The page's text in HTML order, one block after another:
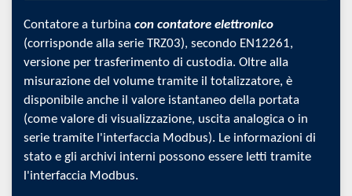
Contatore a turbina con contatore elettronico
(corrisponde alla serie TRZ03), secondo EN12261,
versione per trasferimento di custodia. Oltre alla
misurazione del volume tramite il totalizzatore, è
disponibile anche il valore istantaneo della portata
(come valore di visualizzazione, uscita analogica o in
serie tramite l'interfaccia Modbus). Le informazioni di
stato e gli archivi interni possono essere letti tramite
l'interfaccia Modbus.